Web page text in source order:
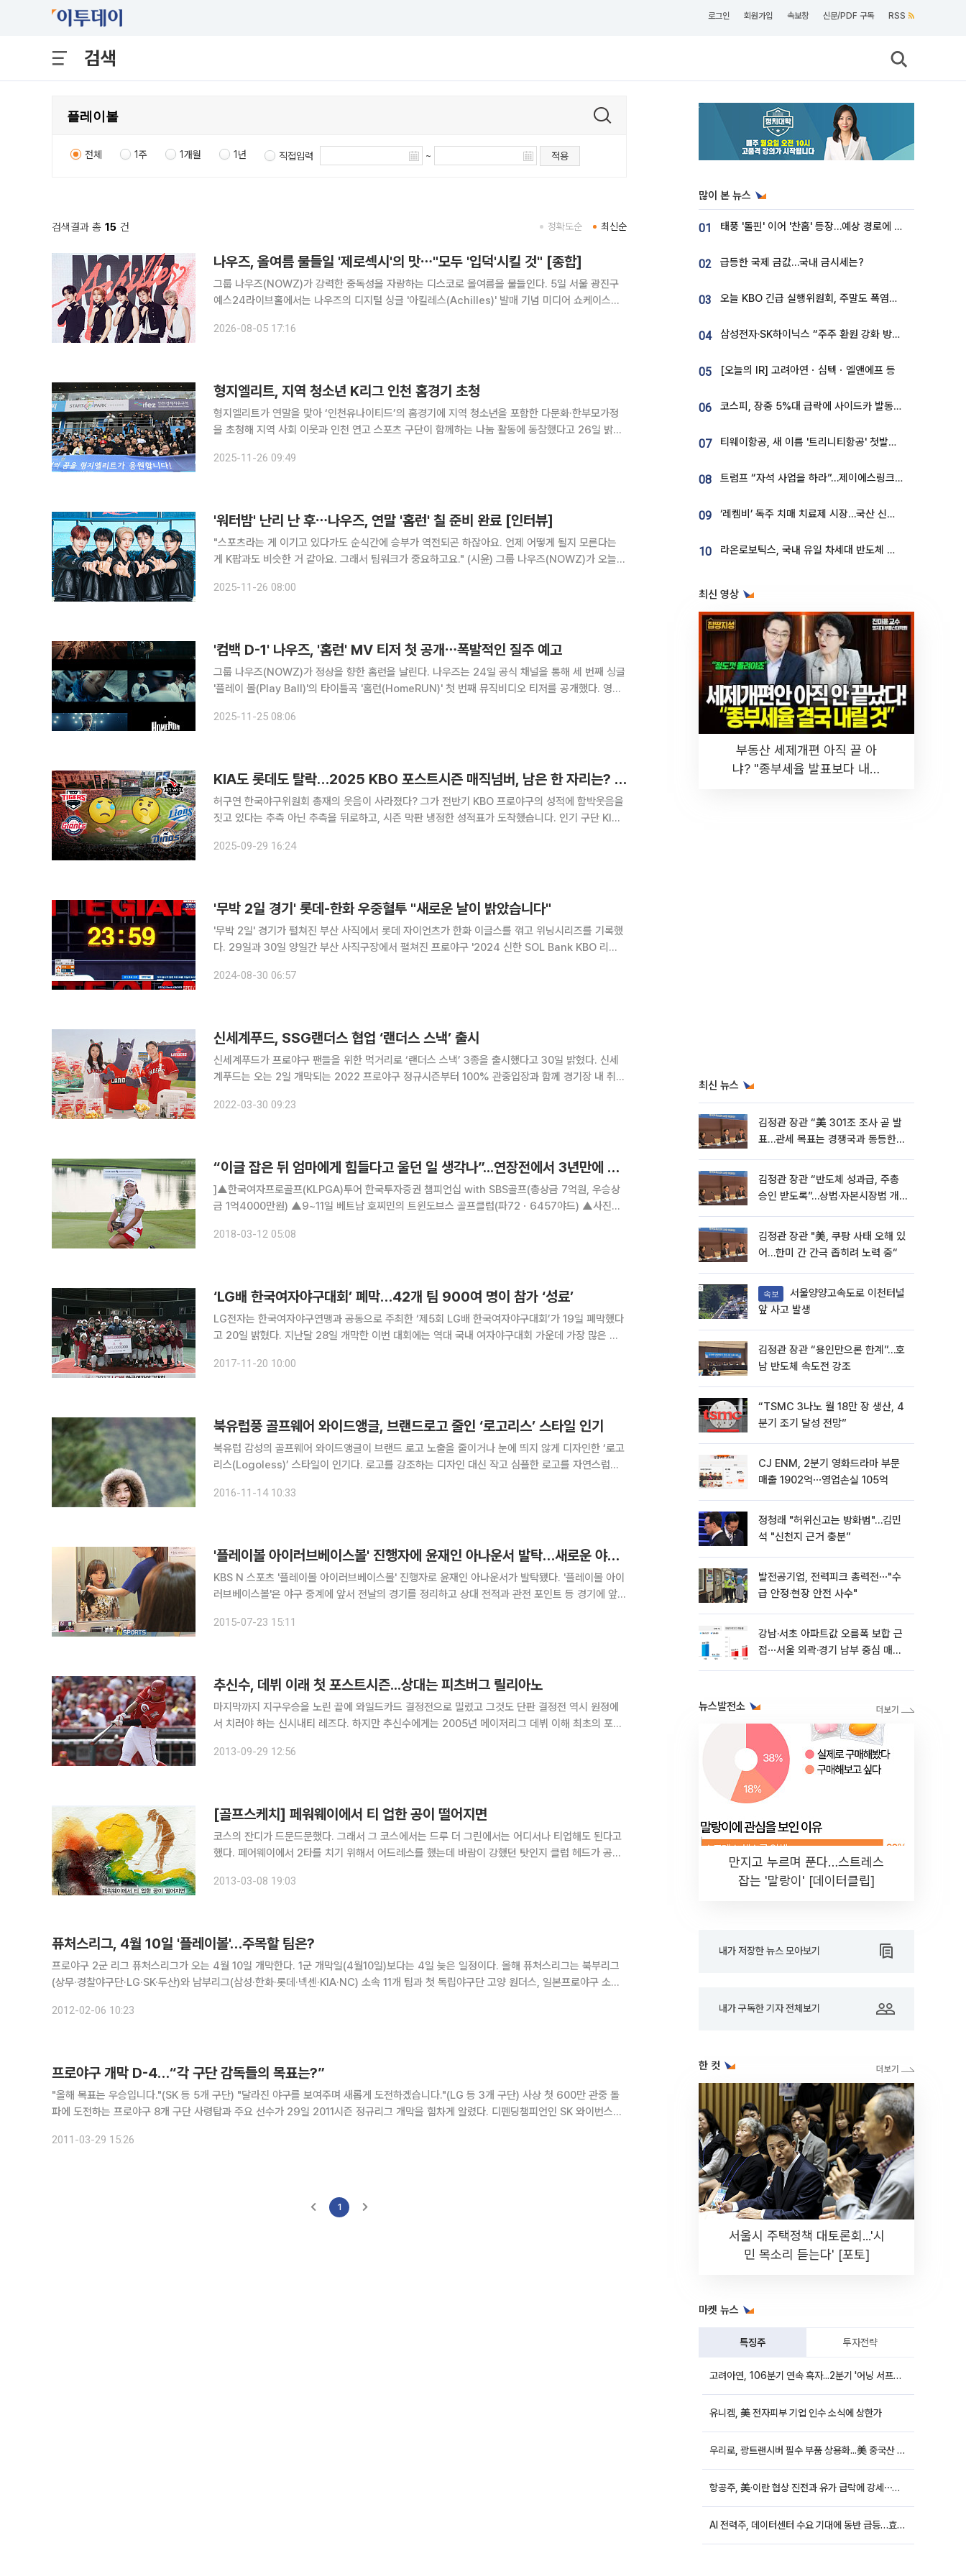
로그인 회원가입 속보창 신문/PDF 구독 RSS
검색
전체 1주 1개월 1년 직접입력 ~ 적용
검색결과 총 15 건 최신순
정확도순
나우즈, 올여름 물들일 '제로섹시'의 맛⋯"모두 '입덕'시킬 것" [종합]
그룹 나우즈(NOWZ)가 강력한 중독성을 자랑하는 디스코로 올여름을 물들인다. 5일 서울 광진구
예스24라이브홀에서는 나우즈의 디지털 싱글 '아킬레스(Achilles)' 발매 기념 미디어 쇼케이스가
2026-08-05 17:16
형지엘리트, 지역 청소년 K리그 인천 홈경기 초청
형지엘리트가 연말을 맞아 ‘인천유나이티드’의 홈경기에 지역 청소년을 포함한 다문화·한부모가정
을 초청해 지역 사회 이웃과 인천 연고 스포츠 구단이 함께하는 나눔 활동에 동참했다고 26일 밝혔
린 인천유나이티드의 올시즌 마지막 홈경기(vs 충북 청주 FC)에 맞춰 진
2025-11-26 09:49
'워터밤' 난리 난 후⋯나우즈, 연말 '홈런' 칠 준비 완료 [인터뷰]
"스포츠라는 게 이기고 있다가도 순식간에 승부가 역전되곤 하잖아요. 언제 어떻게 될지 모른다는
게 K팝과도 비슷한 거 같아요. 그래서 팀워크가 중요하고요." (시윤) 그룹 나우즈(NOWZ)가 오늘
니앨범 '이그니션(IGNITION)' 이후
2025-11-26 08:00
'컴백 D-1' 나우즈, '홈런' MV 티저 첫 공개⋯폭발적인 질주 예고
그룹 나우즈(NOWZ)가 정상을 향한 홈런을 날린다. 나우즈는 24일 공식 채널을 통해 세 번째 싱글
'플레이 볼(Play Ball)'의 타이틀곡 '홈런(HomeRUN)' 첫 번째 뮤직비디오 티저를 공개했다. 영상
했다. 웅장한 사운드와 멤버들의 에너지 가득한
2025-11-25 08:06
KIA도 롯데도 탈락…2025 KBO 포스트시즌 매직넘버, 남은 한 자리는? [해시태그]
허구연 한국야구위원회 총재의 웃음이 사라졌다? 그가 전반기 KBO 프로야구의 성적에 함박웃음을
짓고 있다는 추측 아닌 추측을 뒤로하고, 시즌 막판 냉정한 성적표가 도착했습니다. 인기 구단 KIA
롯삼한’. KIA, 롯데, 삼성 라이온즈, 한화 이글스의 동반
2025-09-29 16:24
'무박 2일 경기' 롯데-한화 우중혈투 "새로운 날이 밝았습니다"
'무박 2일' 경기가 펼쳐진 부산 사직에서 롯데 자이언츠가 한화 이글스를 꺾고 위닝시리즈를 기록했
다. 29일과 30일 양일간 부산 사직구장에서 펼쳐진 프로야구 '2024 신한 SOL Bank KBO 리
쟁 중인 7위 한화에게 위닝시리즈를 기록하며 경기
2024-08-30 06:57
신세계푸드, SSG랜더스 협업 ‘랜더스 스낵’ 출시
신세계푸드가 프로야구 팬들을 위한 먹거리로 ‘랜더스 스낵’ 3종을 출시했다고 30일 밝혔다. 신세
계푸드는 오는 2일 개막되는 2022 프로야구 정규시즌부터 100% 관중입장과 함께 경기장 내 취식
특히 리그 출범 40주년을 맞이해 펼쳐질 다양한 행사와 추신수
2022-03-30 09:23
“이글 잡은 뒤 엄마에게 힘들다고 울던 일 생각나”...연장전에서 3년만에 우승한 장하나
]▲한국여자프로골프(KLPGA)투어 한국투자증권 챔피언십 with SBS골프(총상금 7억원, 우승상
금 1억4000만원) ▲9~11일 베트남 호찌민의 트윈도브스 골프클럽(파72ㆍ6457야드) ▲사진
20469-69-66)※연장 우승 2.하민송(롯
2018-03-12 05:08
‘LG배 한국여자야구대회’ 폐막…42개 팀 900여 명이 참가 ‘성료’
LG전자는 한국여자야구연맹과 공동으로 주최한 ‘제5회 LG배 한국여자야구대회’가 19일 폐막했다
고 20일 밝혔다. 지난달 28일 개막한 이번 대회에는 역대 국내 여자야구대회 가운데 가장 많은 선
에서 챔프리그는 ‘CMS’와 ‘후라’가 명승부를 펼쳐
2017-11-20 10:00
북유럽풍 골프웨어 와이드앵글, 브랜드로고 줄인 ‘로고리스’ 스타일 인기
북유럽 감성의 골프웨어 와이드앵글이 브랜드 로고 노출을 줄이거나 눈에 띄지 않게 디자인한 ‘로고
리스(Logoless)’ 스타일이 인기다. 로고를 강조하는 디자인 대신 작고 심플한 로고를 자연스럽게
윙즈 스트레치 다운 점퍼’는 심플하고 깔끔한 디자인이
2016-11-14 10:33
'플레이볼 아이러브베이스볼' 진행자에 윤재인 아나운서 발탁…새로운 야구여신 될까?
KBS N 스포츠 '플레이볼 아이러브베이스볼' 진행자로 윤재인 아나운서가 발탁됐다. '플레이볼 아이
러브베이스볼'은 야구 중계에 앞서 전날의 경기를 정리하고 상대 전적과 관전 포인트 등 경기에 앞서
2015-07-23 15:11
추신수, 데뷔 이래 첫 포스트시즌...상대는 피츠버그 릴리아노
마지막까지 지구우승을 노린 끝에 와일드카드 결정전으로 밀렸고 그것도 단판 결정전 역시 원정에
서 치러야 하는 신시내티 레즈다. 하지만 추신수에게는 2005년 메이저리그 데뷔 이해 최초의 포스
기를 원정으로 치러야 하기 때문이다. 추신수 개인적으로는 올시즌 최고
2013-09-29 12:56
[골프스케치] 페워웨이에서 티 업한 공이 떨어지면
코스의 잔디가 드문드문했다. 그래서 그 코스에서는 드루 더 그린에서는 어디서나 티업해도 된다고
했다. 페어웨이에서 2타를 치기 위해서 어드레스를 했는데 바람이 강했던 탓인지 클럽 헤드가 공에
2013-03-08 19:03
퓨처스리그, 4월 10일 '플레이볼'…주목할 팀은?
프로야구 2군 리그 퓨처스리그가 오는 4월 10일 개막한다. 1군 개막일(4월10일)보다는 4일 늦은 일정이다. 올해 퓨처스리그는 북부리그
(상무·경찰야구단·LG·SK·두산)와 남부리그(삼성·한화·롯데·넥센·KIA·NC) 소속 11개 팀과 첫 독립야구단 고양 원더스, 일본프로야구 소프
2012-02-06 10:23
프로야구 개막 D-4…“각 구단 감독들의 목표는?”
"올해 목표는 우승입니다."(SK 등 5개 구단) "달라진 야구를 보여주며 새롭게 도전하겠습니다."(LG 등 3개 구단) 사상 첫 600만 관중 돌
파에 도전하는 프로야구 8개 구단 사령탑과 주요 선수가 29일 2011시즌 정규리그 개막을 힘차게 알렸다. 디펜딩챔피언인 SK 와이번스의
2011-03-29 15:26
1
많이 본 뉴스
01 태풍 '돌핀' 이어 '찬홈' 등장…예상 경로에 한국 '한숨'
02 급등한 국제 금값…국내 금시세는?
03 오늘 KBO 긴급 실행위원회, 주말도 폭염취소 될까
04 삼성전자·SK하이닉스 “주주 환원 강화 방안 마련”
05 [오늘의 IR] 고려아연ㆍ심텍ㆍ엘앤에프 등
06 코스피, 장중 5%대 급락에 사이드카 발동…삼성·SK 동반 폭락
07 티웨이항공, 새 이름 '트리니티항공' 첫발…SSC 전략 본격화
08 트럼프 “자석 사업을 하라”…제이에스링크, 비중국 영구자석 공급망 구축 속도
09 ‘레켐비’ 독주 치매 치료제 시장…국산 신약 등장하나
10 라온로보틱스, 국내 유일 차세대 반도체 공정 로봇 개발 ‘고객사 테스트 진행’
최신 영상
부동산 세제개편 아직 끝 아
냐? "종부세율 발표보다 내릴
최신 뉴스
김정관 장관 “美 301조 조사 곧 발
표…관세 목표는 경쟁국과 동등한
김정관 장관 “반도체 성과급, 주총
승인 받도록”…상법·자본시장법 개
김정관 장관 "美, 쿠팡 사태 오해 있
어…한미 간 간극 좁히려 노력 중“
속보
앞 사고 발생
김정관 장관 “용인만으론 한계”…호
남 반도체 속도전 강조
“TSMC 3나노 월 18만 장 생산, 4
분기 조기 달성 전망”
CJ ENM, 2분기 영화드라마 부문
매출 1902억⋯영업손실 105억
정청래 "허위신고는 방화범"…김민
석 "신천지 근거 충분”
발전공기업, 전력피크 총력전⋯"수
급 안정·현장 안전 사수"
강남·서초 아파트값 오름폭 보합 근
접⋯서울 외곽·경기 남부 중심 매수
뉴스발전소
만지고 누르며 푼다…스트레스
잡는 '말랑이' [데이터클립]
내가 저장한 뉴스 모아보기
내가 구독한 기자 전체보기
한 컷
서울시 주택정책 대토론회...'시
민 목소리 듣는다' [포토]
마켓 뉴스
특징주 투자전략
고려아연, 106분기 연속 흑자...2분기 '어닝 서프라이즈'에 장 초반 12%대 강세
유니켐, 美 전자피부 기업 인수 소식에 상한가
우리로, 광트랜시버 필수 부품 상용화...美 중국산 퇴출 추진에 상승세
항공주, 美·이란 협상 진전과 유가 급락에 강세⋯한진칼 8%↑
AI 전력주, 데이터센터 수요 기대에 동반 급등…효성중공업 10%↑